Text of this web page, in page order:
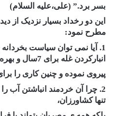
بسر برد.” (علی،علیه السلام)
این دو رخداد بسیار نزدیک از
مطرح نمود:
1. آیا نمی توان سیاست
انبارکردن غله برای 7سال و بهره وری از آن در 7 سال دیگر را
پیروی نموده و چنین کاری را
2. چرا آن خردمند انباشتن آب
تنها کشاورزان،